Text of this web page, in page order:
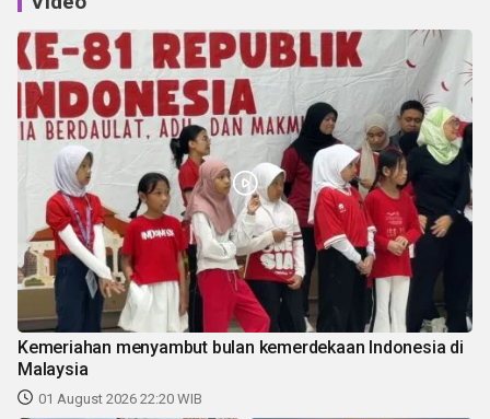
Kemeriahan menyambut bulan kemerdekaan Indonesia di
Malaysia
01 August 2026 22:20 WIB